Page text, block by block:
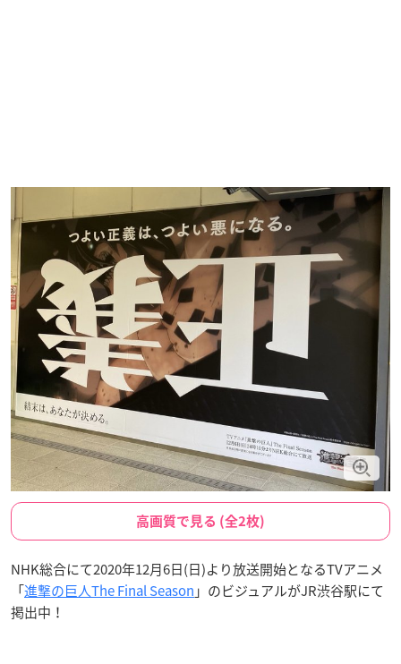
高画質で見る (全2枚)
NHK総合にて2020年12月6日(日)より放送開始となるTVアニメ
「進撃の巨人The Final Season 」のビジュアルがJR渋谷駅にて
掲出中！